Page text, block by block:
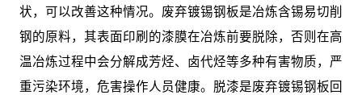
状，可以改善这种情况。废弃镀锡钢板是冶炼含锡易切削
钢的原料，其表面印刷的漆膜在冶炼前要脱除，否则在高
温冶炼过程中会分解成芳烃、卤代烃等多种有害物质，严
重污染环境，危害操作人员健康。脱漆是废弃镀锡钢板回